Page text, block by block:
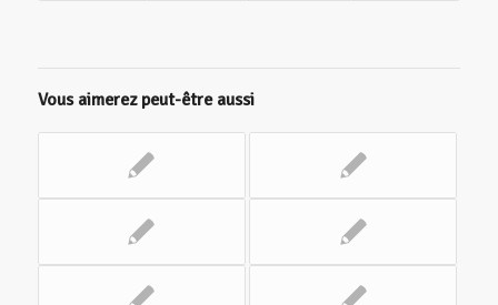
Vous aimerez peut-être aussi